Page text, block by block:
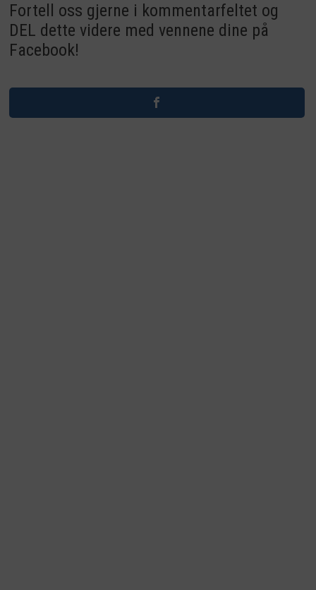
Fortell oss gjerne i kommentarfeltet og
DEL dette videre med vennene dine på
Facebook!